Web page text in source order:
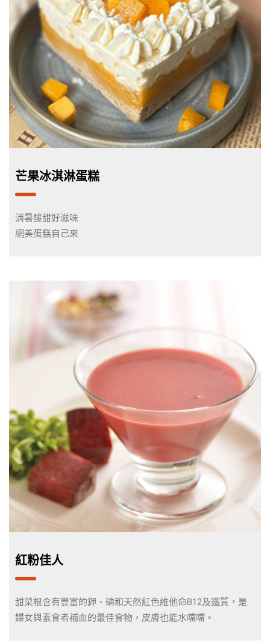
芒果冰淇淋蛋糕
消暑酸甜好滋味
網美蛋糕自己來
紅粉佳人
甜菜根含有豐富的鉀、磷和天然紅色維他命B12及鐵質，是
婦女與素食者補血的最佳食物，皮膚也能水噹噹。